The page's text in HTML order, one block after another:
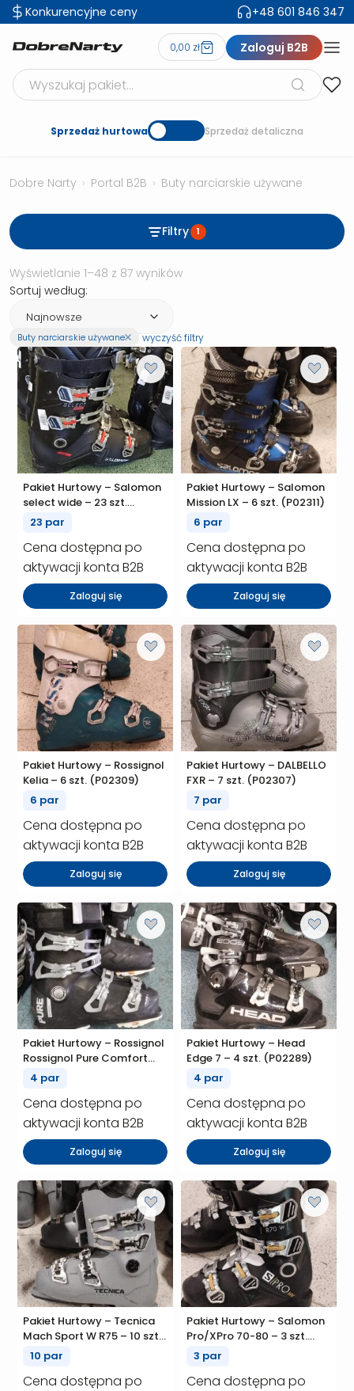
Konkurencyjne ceny +48 601 846 347
Szukaj produktów
0,00 zł Zaloguj B2B
Sprzedaż hurtowa Sprzedaż detaliczna
Dobre Narty › Portal B2B › Buty narciarskie używane
Filtry 1
Wyświetlanie 1–48 z 87 wynikówPosortowane według
Sortuj według:
Buty narciarskie używane wyczyść filtry
Pakiet Hurtowy – Salomon
select wide – 23 szt.
(P02457)
23 par
Cena dostępna po
aktywacji konta B2B
Zaloguj się
Pakiet Hurtowy – Salomon
Mission LX – 6 szt. (P02311)
6 par
Cena dostępna po
aktywacji konta B2B
Zaloguj się
Pakiet Hurtowy – Rossignol
Kelia – 6 szt. (P02309)
6 par
Cena dostępna po
aktywacji konta B2B
Zaloguj się
Pakiet Hurtowy – DALBELLO
FXR – 7 szt. (P02307)
7 par
Cena dostępna po
aktywacji konta B2B
Zaloguj się
Pakiet Hurtowy – Rossignol
Rossignol Pure Comfort
GW – 4 szt. (P02291)
4 par
Cena dostępna po
aktywacji konta B2B
Zaloguj się
Pakiet Hurtowy – Head
Edge 7 – 4 szt. (P02289)
4 par
Cena dostępna po
aktywacji konta B2B
Zaloguj się
Pakiet Hurtowy – Tecnica
Mach Sport W R75 – 10 szt.
(P01680)
10 par
Cena dostępna po
Pakiet Hurtowy – Salomon
Pro/XPro 70-80 – 3 szt.
(P01370)
3 par
Cena dostępna po